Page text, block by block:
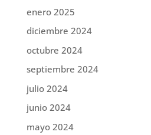
enero 2025
diciembre 2024
octubre 2024
septiembre 2024
julio 2024
junio 2024
mayo 2024